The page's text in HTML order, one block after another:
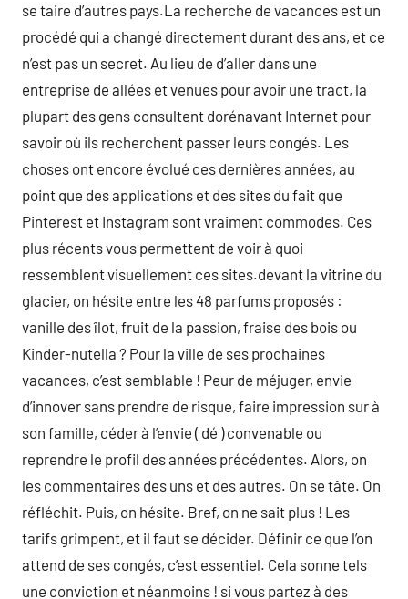
se taire d’autres pays.La recherche de vacances est un
procédé qui a changé directement durant des ans, et ce
n’est pas un secret. Au lieu de d’aller dans une
entreprise de allées et venues pour avoir une tract, la
plupart des gens consultent dorénavant Internet pour
savoir où ils recherchent passer leurs congés. Les
choses ont encore évolué ces dernières années, au
point que des applications et des sites du fait que
Pinterest et Instagram sont vraiment commodes. Ces
plus récents vous permettent de voir à quoi
ressemblent visuellement ces sites.devant la vitrine du
glacier, on hésite entre les 48 parfums proposés :
vanille des îlot, fruit de la passion, fraise des bois ou
Kinder-nutella ? Pour la ville de ses prochaines
vacances, c’est semblable ! Peur de méjuger, envie
d’innover sans prendre de risque, faire impression sur à
son famille, céder à l’envie ( dé ) convenable ou
reprendre le profil des années précédentes. Alors, on
les commentaires des uns et des autres. On se tâte. On
réfléchit. Puis, on hésite. Bref, on ne sait plus ! Les
tarifs grimpent, et il faut se décider. Définir ce que l’on
attend de ses congés, c’est essentiel. Cela sonne tels
une conviction et néanmoins ! si vous partez à des